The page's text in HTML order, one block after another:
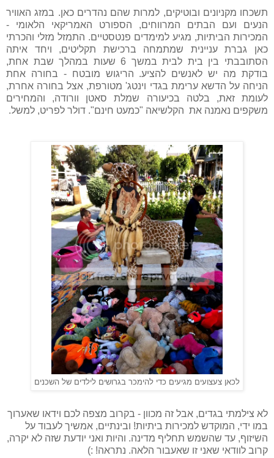
תשכחו מקניונים ובוטיקים, למרות שהם נהדרים כאן. במזג האוויר
הנעים ועם הבתים המרווחים, הספורט האמריקאי הלאומי -
המכירות הביתיות, מגיע למימדים פנטסטיים. התמזל מזלי והכרתי
כאן גברת עניינית שמתמחה ברכישת תקליטים, ויחד איתה
הסתובבתי בין בית לבית במשך 6 שעות במהלך שבת אחת,
בודקת מה יש לאנשים להציע. הריגוש מובטח - בחורה אחת
הניחה על הדשא ערימת בגדי וינטג' מטורפת, אצל בחורה אחרת,
לעומת זאת, בלטה בכיעורה שמלת סאטן וורודה, והמחירים
משקפים נאמנה את הקלשיאה "כמעט חינם". דולר לפריט, למשל.
לכאן צעצועים מגיעים כדי להימכר בגרושים לילדים של השכנים
לא צילמתי בגדים, אבל זה מכוון - בקרוב מצפה לכם וידאו שאערוך
במו ידי, המוקדש למכירות ביתיות! ובינתיים, אמשיך לעבוד על
השיזוף, עד שהשמש תחליף מדינה. והיות ואני יודעת שזה לא יקרה,
קרוב לוודאי שאני זו שאעבור הלאה. נתראה! :)